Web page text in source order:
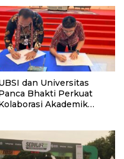
dan Universitas
Bhakti Perkuat
Akademik